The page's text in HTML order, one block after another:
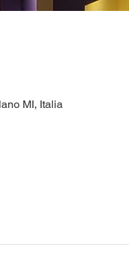
MI, Italia